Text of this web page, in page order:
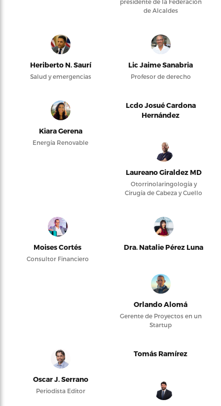
presidente de la Federación
de Alcaldes
Heriberto N. Saurí
Salud y emergencias
Lic Jaime Sanabria
Profesor de derecho
Kiara Gerena
Energía Renovable
Lcdo Josué Cardona
Hernández
Laureano Giraldez MD
Otorrinolaringología y
Cirugía de Cabeza y Cuello
Moises Cortés
Consultor Financiero
Dra. Natalie Pérez Luna
Orlando Alomá
Gerente de Proyectos en un
Startup
Oscar J. Serrano
Periodista Editor
Tomás Ramírez